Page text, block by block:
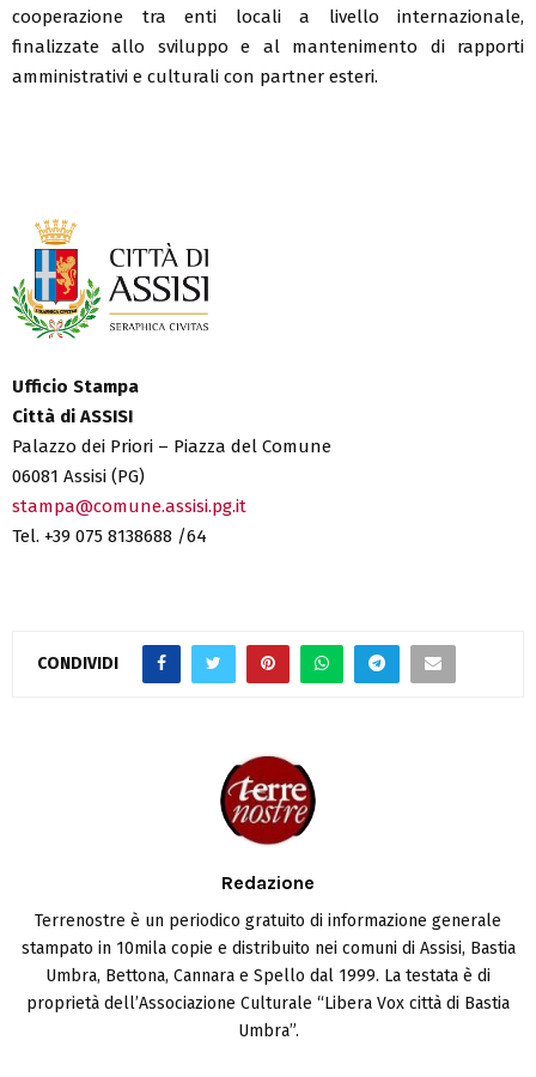
cooperazione tra enti locali a livello internazionale,
finalizzate allo sviluppo e al mantenimento di rapporti
amministrativi e culturali con partner esteri.
Ufficio Stampa
Città di ASSISI
Palazzo dei Priori – Piazza del Comune
06081 Assisi (PG)
stampa@comune.assisi.pg.it
Tel. +39 075 8138688 /64
CONDIVIDI
Redazione
Terrenostre è un periodico gratuito di informazione generale
stampato in 10mila copie e distribuito nei comuni di Assisi, Bastia
Umbra, Bettona, Cannara e Spello dal 1999. La testata è di
proprietà dell’Associazione Culturale “Libera Vox città di Bastia
Umbra”.